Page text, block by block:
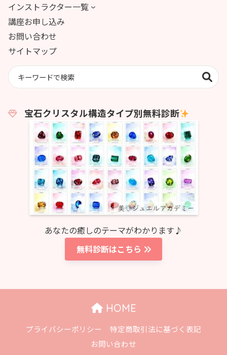
インストラクター一覧
講座お申し込み
お問い合わせ
サイトマップ
宝石クリスタル構造タイプ別無料診断
あなたの癒しのテーマがわかります♪
無料診断はこちら
HOME
プライバシーポリシー
特定商取引法に基づく表記
お問い合わせ